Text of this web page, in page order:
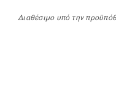
Διαθέσιμο υπό την